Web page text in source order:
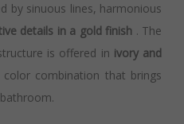
by sinuous lines, harmonious
details in a gold finish . The
is offered in ivory and
combination that brings